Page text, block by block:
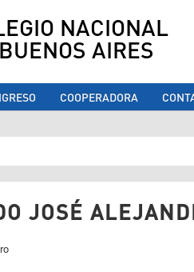
NACIONAL
AIRES
COOPERADORA
aquí
JOSÉ